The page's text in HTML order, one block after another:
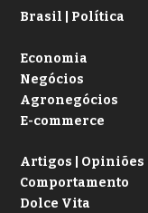
Brasil | Política
Economia
Negócios
Agronegócios
E-commerce
Artigos | Opiniões
Comportamento
Dolce Vita